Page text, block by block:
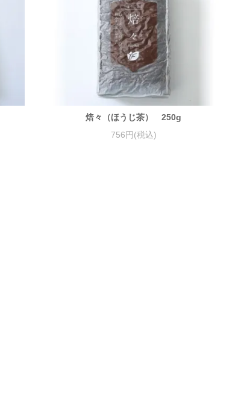
焙々（ほうじ茶） 250g
756円(税込)